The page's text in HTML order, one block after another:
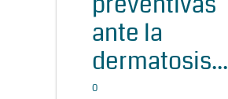
ante la
dermatosis...
0